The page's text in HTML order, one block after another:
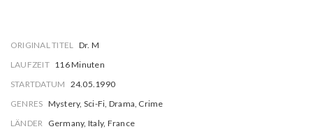
ORIGINAL TITEL Dr. M
LAUFZEIT 116 Minuten
STARTDATUM 24.05.1990
GENRES Mystery, Sci-Fi, Drama, Crime
LÄNDER Germany, Italy, France